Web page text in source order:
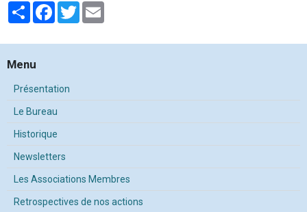
PartagerFacebook
Twitter
Menu
Présentation
Le Bureau
Historique
Newsletters
Les Associations Membres
Retrospectives de nos actions